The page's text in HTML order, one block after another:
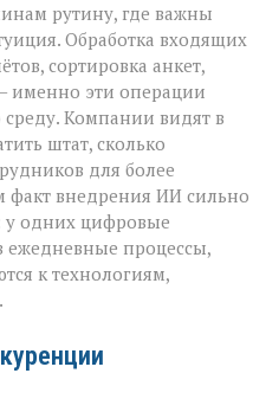
рутину, где важны
Обработка входящих
сортировка анкет,
именно эти операции
Компании видят в
штат, сколько
для более
факт внедрения ИИ сильно
у одних цифровые
ежедневные процессы,
к технологиям,